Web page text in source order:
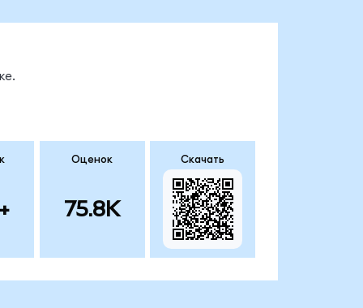
Оценок
75.8K
Скачать